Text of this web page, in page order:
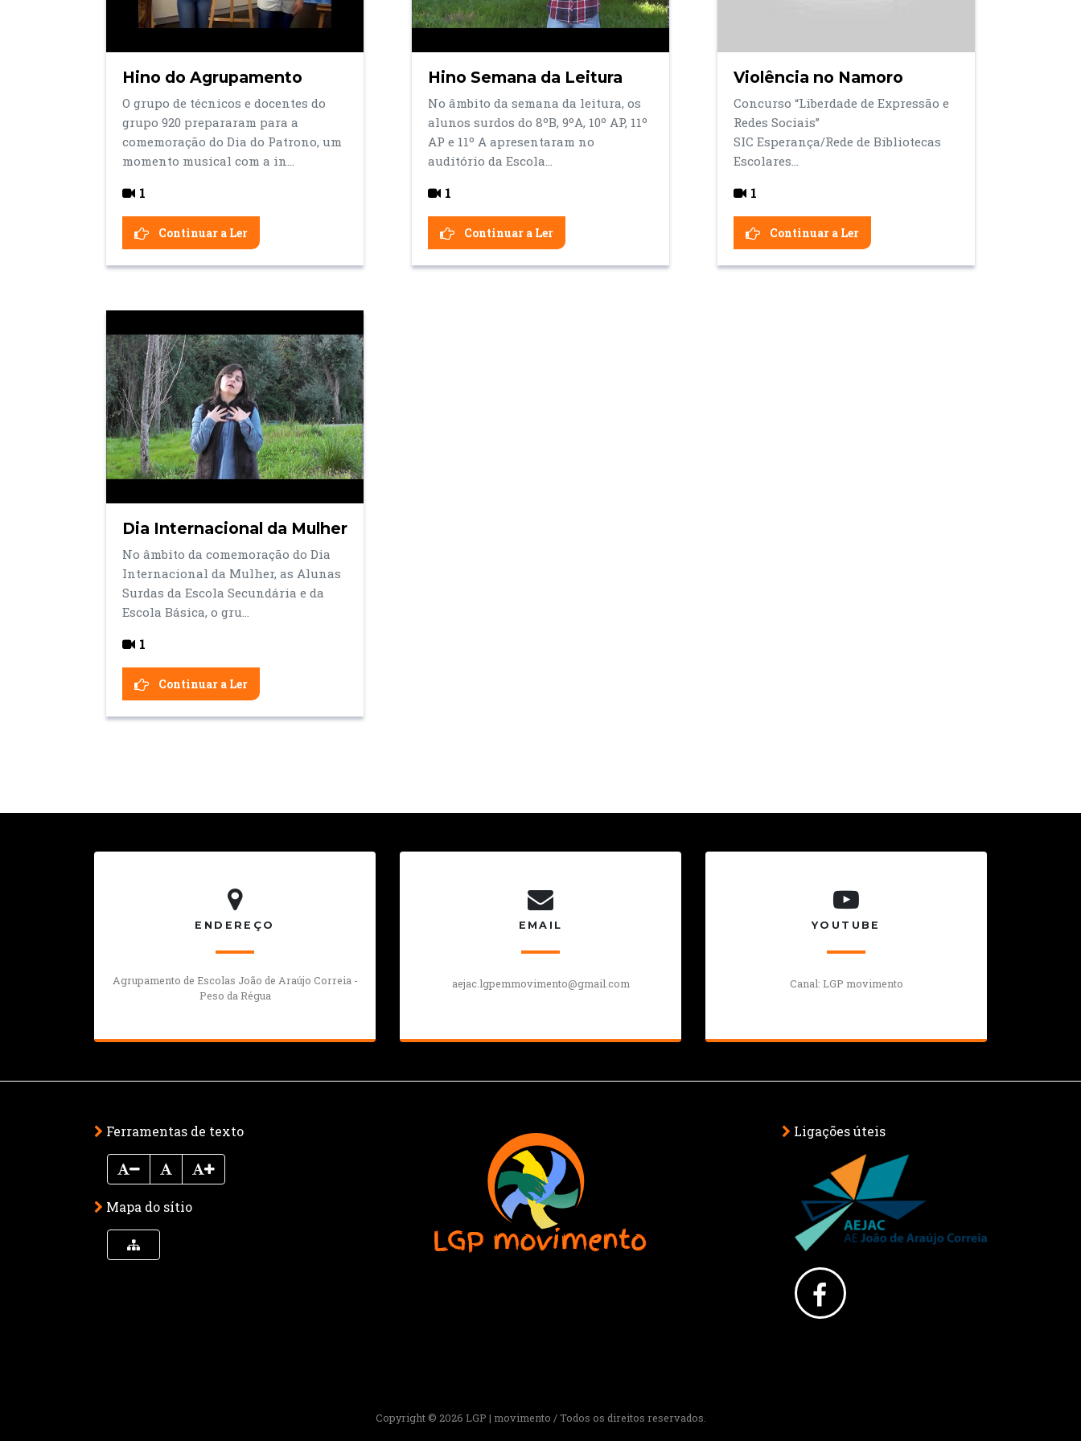
Hino do Agrupamento
O grupo de técnicos e docentes do
grupo 920 prepararam para a
comemoração do Dia do Patrono, um
momento musical com a in...
1
Continuar a Ler
Hino Semana da Leitura
No âmbito da semana da leitura, os
alunos surdos do 8ºB, 9ºA, 10º AP, 11º
AP e 11º A apresentaram no
auditório da Escola...
1
Continuar a Ler
Violência no Namoro
Concurso “Liberdade de Expressão e
Redes Sociais”
SIC Esperança/Rede de Bibliotecas
Escolares...
1
Continuar a Ler
Dia Internacional da Mulher
No âmbito da comemoração do Dia
Internacional da Mulher, as Alunas
Surdas da Escola Secundária e da
Escola Básica, o gru...
1
Continuar a Ler
ENDEREÇO
Agrupamento de Escolas João de Araújo Correia -
Peso da Régua
EMAIL
aejac.lgpemmovimento@gmail.com
YOUTUBE
Canal: LGP movimento
Ferramentas de texto
Mapa do sítio
Ligações úteis
Copyright © 2026 LGP | movimento / Todos os direitos reservados.